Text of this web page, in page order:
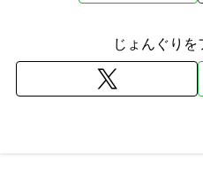
じょんぐりを